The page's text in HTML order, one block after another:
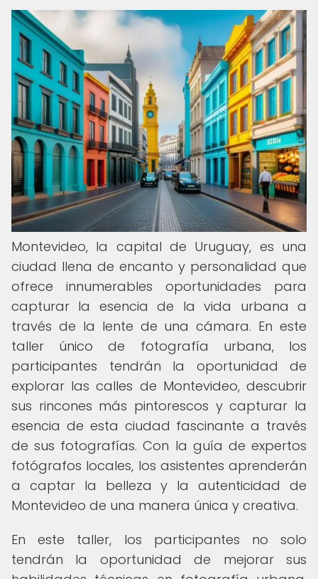
Montevideo, la capital de Uruguay, es una
ciudad llena de encanto y personalidad que
ofrece innumerables oportunidades para
capturar la esencia de la vida urbana a
través de la lente de una cámara. En este
taller único de fotografía urbana, los
participantes tendrán la oportunidad de
explorar las calles de Montevideo, descubrir
sus rincones más pintorescos y capturar la
esencia de esta ciudad fascinante a través
de sus fotografías. Con la guía de expertos
fotógrafos locales, los asistentes aprenderán
a captar la belleza y la autenticidad de
Montevideo de una manera única y creativa.
En este taller, los participantes no solo
tendrán la oportunidad de mejorar sus